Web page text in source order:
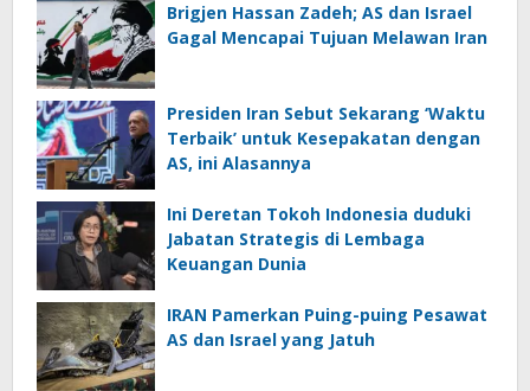
Brigjen Hassan Zadeh; AS dan Israel
Gagal Mencapai Tujuan Melawan Iran
Presiden Iran Sebut Sekarang ‘Waktu
Terbaik’ untuk Kesepakatan dengan
AS, ini Alasannya
Ini Deretan Tokoh Indonesia duduki
Jabatan Strategis di Lembaga
Keuangan Dunia
IRAN Pamerkan Puing-puing Pesawat
AS dan Israel yang Jatuh